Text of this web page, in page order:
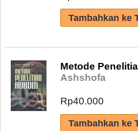
Metode
Ashshofa
Rp40.000